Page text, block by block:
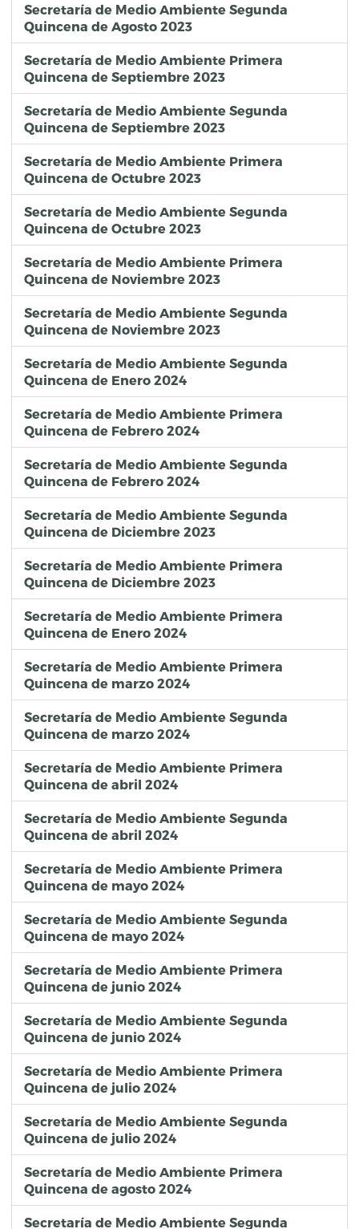
Secretaría de Medio Ambiente Segunda
Quincena de Agosto 2023
Secretaría de Medio Ambiente Primera
Quincena de Septiembre 2023
Secretaría de Medio Ambiente Segunda
Quincena de Septiembre 2023
Secretaría de Medio Ambiente Primera
Quincena de Octubre 2023
Secretaría de Medio Ambiente Segunda
Quincena de Octubre 2023
Secretaría de Medio Ambiente Primera
Quincena de Noviembre 2023
Secretaría de Medio Ambiente Segunda
Quincena de Noviembre 2023
Secretaría de Medio Ambiente Segunda
Quincena de Enero 2024
Secretaría de Medio Ambiente Primera
Quincena de Febrero 2024
Secretaría de Medio Ambiente Segunda
Quincena de Febrero 2024
Secretaría de Medio Ambiente Segunda
Quincena de Diciembre 2023
Secretaría de Medio Ambiente Primera
Quincena de Diciembre 2023
Secretaría de Medio Ambiente Primera
Quincena de Enero 2024
Secretaría de Medio Ambiente Primera
Quincena de marzo 2024
Secretaría de Medio Ambiente Segunda
Quincena de marzo 2024
Secretaría de Medio Ambiente Primera
Quincena de abril 2024
Secretaría de Medio Ambiente Segunda
Quincena de abril 2024
Secretaría de Medio Ambiente Primera
Quincena de mayo 2024
Secretaría de Medio Ambiente Segunda
Quincena de mayo 2024
Secretaría de Medio Ambiente Primera
Quincena de junio 2024
Secretaría de Medio Ambiente Segunda
Quincena de junio 2024
Secretaría de Medio Ambiente Primera
Quincena de julio 2024
Secretaría de Medio Ambiente Segunda
Quincena de julio 2024
Secretaría de Medio Ambiente Primera
Quincena de agosto 2024
Secretaría de Medio Ambiente Segunda